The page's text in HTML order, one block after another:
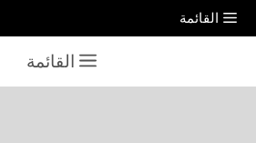
القائمة
القائمة